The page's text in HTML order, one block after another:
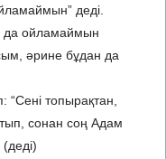
деді.
да ойламаймын
әрине бұдан да
топырақтан,
сонан соң Адам